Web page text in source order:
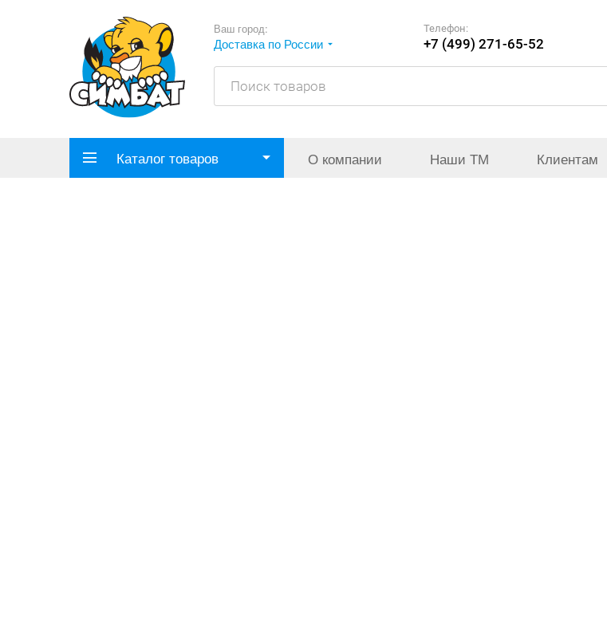
Ваш город:
Доставка по России
Телефон:
+7 (499) 271-65-52
Каталог товаров О компании Наши ТМ Клиентам